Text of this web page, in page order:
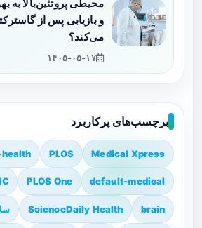
محیطی پروتئین‌بالا به
و بازیابی پس از
می‌کند؟
۱۴۰۵-۰۵-۱۷
برچسب‌های پرکاربرد
Medical Xpress
PLOS
default-medical
PLOS One
brain
ScienceDaily Health